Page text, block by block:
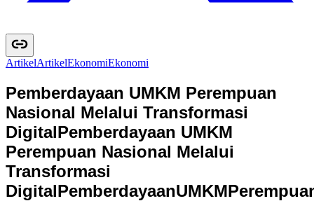
ArtikelArtikelEkonomiEkonomi
Pemberdayaan UMKM Perempuan
Nasional Melalui Transformasi
DigitalPemberdayaan UMKM
Perempuan Nasional Melalui
Transformasi
DigitalPemberdayaanUMKMPerempua